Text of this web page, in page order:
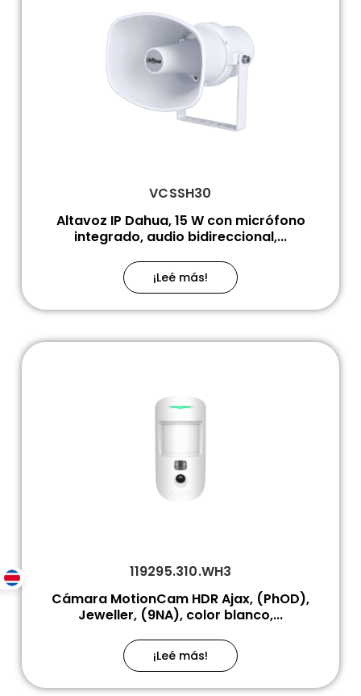
VCSSH30
Altavoz IP Dahua, 15 W con micrófono
integrado, audio bidireccional,...
¡Leé más!
119295.310.WH3
Cámara MotionCam HDR Ajax, (PhOD),
Jeweller, (9NA), color blanco,...
¡Leé más!